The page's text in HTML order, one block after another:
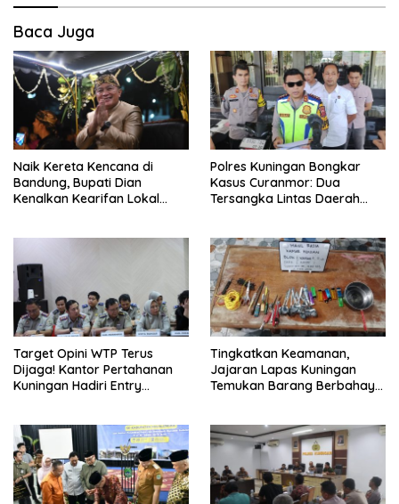
Baca Juga
Naik Kereta Kencana di
Bandung, Bupati Dian
Kenalkan Kearifan Lokal
Polres Kuningan Bongkar
Kasus Curanmor: Dua
Tersangka Lintas Daerah
Target Opini WTP Terus
Dijaga! Kantor Pertahanan
Kuningan Hadiri Entry
Tingkatkan Keamanan,
Jajaran Lapas Kuningan
Temukan Barang Berbahaya